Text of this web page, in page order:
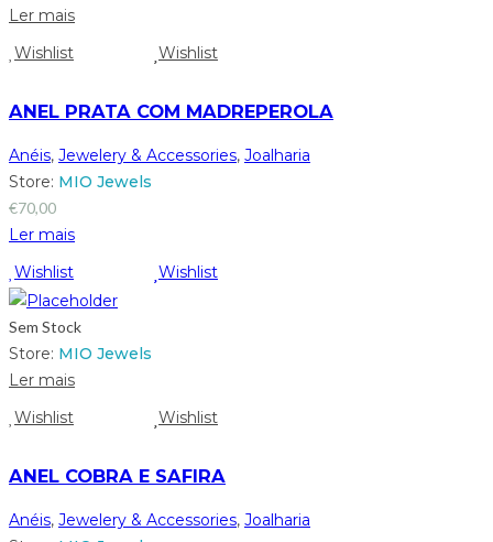
Ler mais
Wishlist
Wishlist
ANEL PRATA COM MADREPEROLA
Anéis, Jewelery & Accessories, Joalharia
Store: MIO Jewels
€70,00
Ler mais
Wishlist
Wishlist
Sem Stock
Store: MIO Jewels
Ler mais
Wishlist
Wishlist
ANEL COBRA E SAFIRA
Anéis, Jewelery & Accessories, Joalharia